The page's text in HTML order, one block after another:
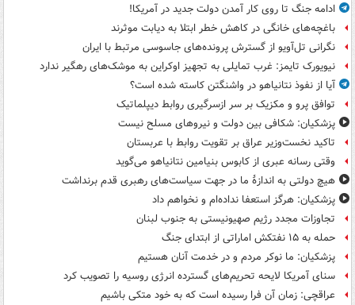
ادامه جنگ تا روی کار آمدن دولت جدید در آمریکا!
باغچه‌های خانگی در کاهش خطر ابتلا به دیابت موثرند
نگرانی تل‌آویو از گسترش پرونده‌های جاسوسی مرتبط با ایران
نیویورک تایمز: غرب تمایلی به تجهیز اوکراین به موشک‌های رهگیر ندارد
آیا از نفوذ نتانیاهو در واشنگتن کاسته شده است؟
توافق پرو و مکزیک بر سر ازسرگیری روابط دیپلماتیک
پزشکیان: شکافی بین دولت و نیروهای مسلح نیست
تاکید نخست‌وزیر عراق بر تقویت روابط با عربستان
وقتی رسانه عبری از کابوس بنیامین نتانیاهو می‌گوید
هیچ دولتی به اندازۀ ما در جهت سیاست‌های رهبری قدم برنداشت
پزشکیان: هرگز استعفا نداده‌ام و نخواهم داد
تجاوزات مجدد رژیم صهیونیستی به جنوب لبنان
حمله به ۱۵ نفتکش‌ اماراتی از ابتدای جنگ
پزشکیان: ما نوکر مردم و در خدمت آنان هستیم
سنای آمریکا لایحه تحریم‌های گسترده انرژی روسیه را تصویب کرد
عراقچی: زمان آن فرا رسیده است که به خود متکی باشیم